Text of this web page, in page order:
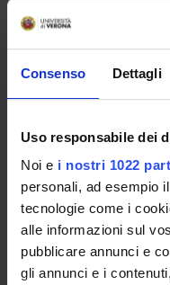
Consenso Dettagli
Uso responsabile dei
Noi e i nostri 1022
personali, ad esempio
tecnologie come i
alle informazioni sul
pubblicare annunci e
gli annunci e i
Massimo Delledonne
Marzia Rossato
Associate Professor
RESEARCH AREAS